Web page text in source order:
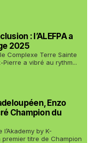
: l’ALEFPA a
2025
Complexe Terre Sainte
a vibré au rythm...
Enzo
Champion du
by K-
titre de Champion